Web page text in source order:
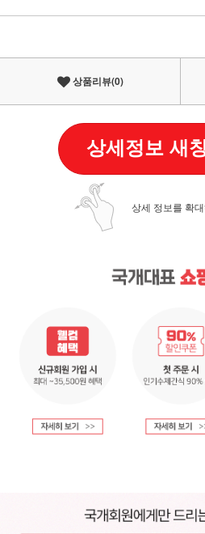
이벤트페이포인트 적립 혜택 2
상품리뷰(0)
상세정보 새
상세 정보를 확